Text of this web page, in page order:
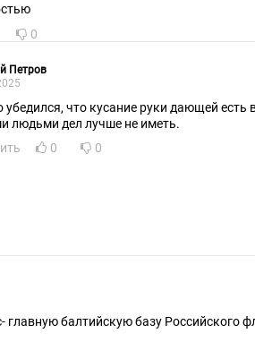
эту землю и Сталину никак не хотели
взглянуть на вещи, то и всю Украину.
на будущее. Крайне осторожными
а они тебе еще и руку откусят за
0
Петров
убедился, что кусание руки дающей есть
людьми дел лучше не иметь.
0 0
главную балтийскую базу Российского